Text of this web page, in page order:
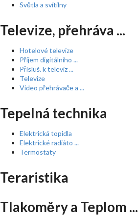
Světla a svítilny
Televize, přehráva ...
Hotelové televize
Příjem digitálního ...
Přísluš. k televiz ...
Televize
Video přehrávače a ...
Tepelná technika
Elektrická topidla
Elektrické radiáto ...
Termostaty
Teraristika
Tlakoměry a Teplom ...